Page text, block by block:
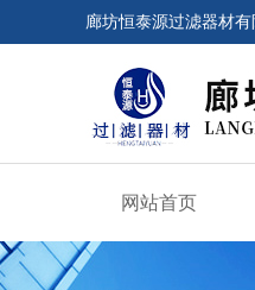
廊坊恒泰源过滤器材有
网站首页